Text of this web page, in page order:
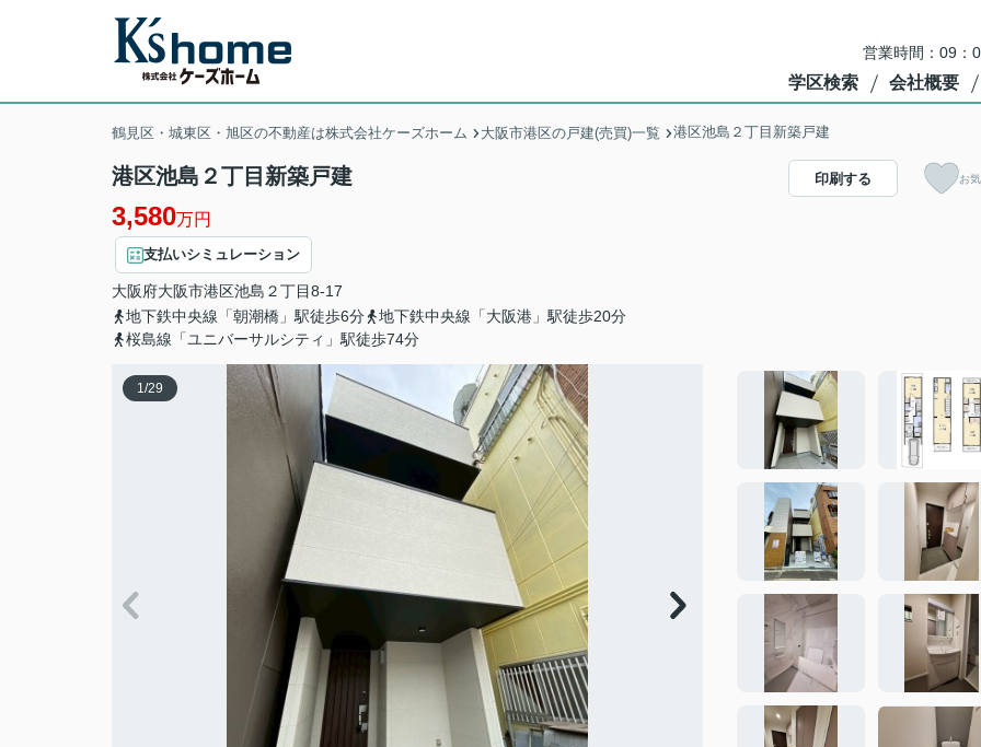
営業時間：09：
学区検索 会社概要
鶴見区・城東区・旭区の不動産は株式会社ケーズホーム 大阪市港区の戸建(売買)一覧 港区池島２丁目新築戸建
港区池島２丁目新築戸建
3,580万円
支払いシミュレーション
大阪府大阪市港区池島 ２丁目8-17
地下鉄中央線「朝潮橋」駅徒歩6分
地下鉄中央線「大阪港」駅徒歩20分
桜島線「ユニバーサルシティ」駅徒歩74分
印刷する お
1/29